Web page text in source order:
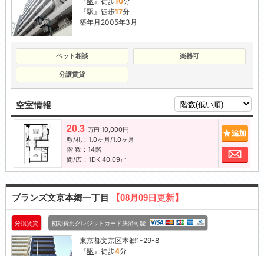
『駅』徒歩17分
築年月2005年3月
ペット相談 楽器可
分譲賃貸
空室情報
20.3 万円 10,000円
敷/礼：1.0ヶ月/1.0ヶ月
階 数：14階
間/広：1DK 40.09㎡
お
ブランズ文京本郷一丁目 【08月09日更新】
分譲賃貸 初期費用クレジットカード決済可能
東京都文京区本郷1-29-8
『駅 』徒歩4分